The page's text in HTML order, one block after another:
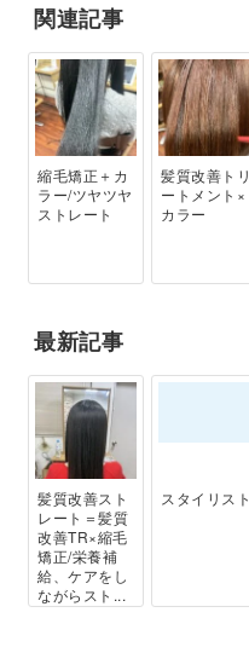
関連記事
縮毛矯正＋カ
ラー/ツヤツヤ
ストレート
髪質改善トリ
ートメント×
カラー
最新記事
髪質改善スト
レート＝髪質
改善TR×縮毛
矯正/栄養補
給、ケアをし
ながらスト...
スタイリスト